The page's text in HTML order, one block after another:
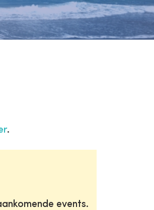
.
events.